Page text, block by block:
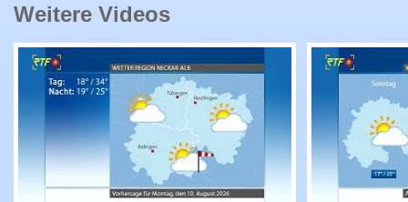
Weitere Videos
RTF.1-Wetter: Ausblick auf den 09.08.26RTF.1-